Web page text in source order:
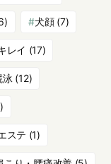
犬顔(7)
レイ (17)
泳 (12)
ステ (1)